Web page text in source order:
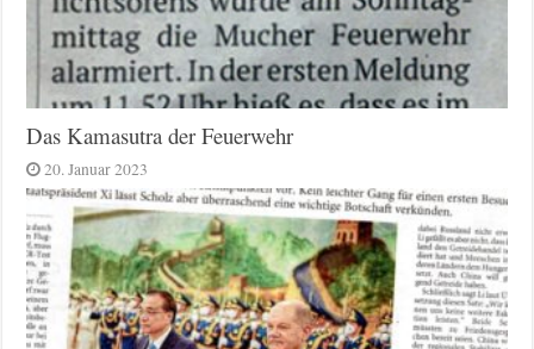
Das Kamasutra der Feuerwehr
20. Januar 2023